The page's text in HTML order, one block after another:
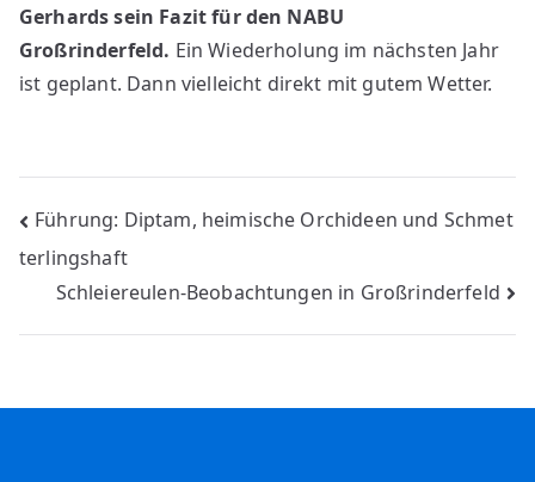
Gerhards sein Fazit für den NABU
Großrinderfeld. Ein Wiederholung im nächsten Jahr
ist geplant. Dann vielleicht direkt mit gutem Wetter.
Beitragsnavigation
Führung: Diptam, heimische Orchideen und Schmet
terlingshaft
Schleiereulen-Beobachtungen in Großrinderfeld